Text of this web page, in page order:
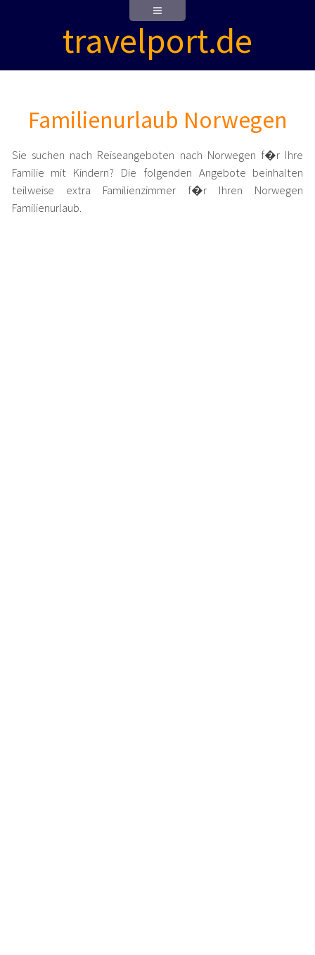
travelport.de
Familienurlaub Norwegen
Sie suchen nach Reiseangeboten nach Norwegen f�r Ihre
Familie mit Kindern? Die folgenden Angebote beinhalten
teilweise extra Familienzimmer f�r Ihren Norwegen
Familienurlaub.